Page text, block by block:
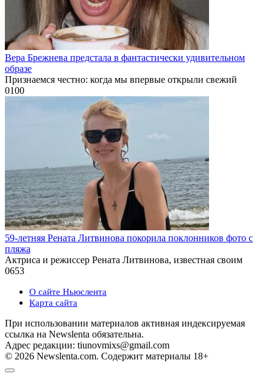
Вера Брежнева предстала в фантастически удивительном
образе
Признаемся честно: когда мы впервые открыли свежий
0100
59-летняя Рената Литвинова покорила поклонников фото с
пляжа
Актриса и режиссер Рената Литвинова, известная своим
0653
О сайте Ньюслента
Карта сайта
При использовании материалов активная индексируемая
ссылка на Newslenta обязательна.
Адрес редакции: tiunovmixs@gmail.com
© 2026 Newslenta.com. Содержит материалы 18+